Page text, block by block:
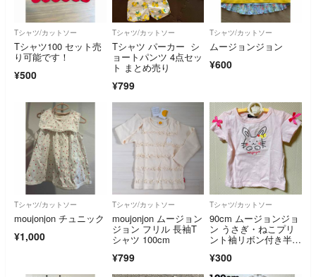
Tシャツ/カットソー
Tシャツ100 セット売
り可能です！
¥500
Tシャツ/カットソー
Tシャツ パーカー シ
ョートパンツ 4点セッ
ト まとめ売り
¥799
Tシャツ/カットソー
ムージョンジョン
¥600
Tシャツ/カットソー
moujonjon チュニック
¥1,000
Tシャツ/カットソー
moujonjon ムージョン
ジョン フリル 長袖T
シャツ 100cm
¥799
Tシャツ/カットソー
90cm ムージョンジョ
ン うさぎ・ねこプリ
ント袖リボン付き半袖
¥300